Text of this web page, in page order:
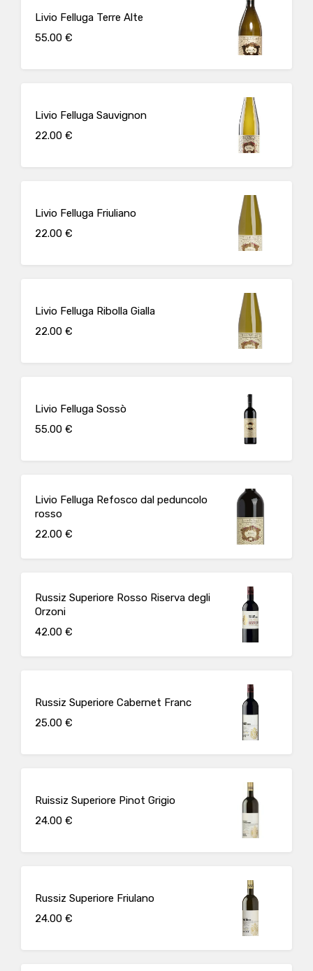
Livio Felluga Terre Alte
55.00 €
Livio Felluga Sauvignon
22.00 €
Livio Felluga Friuliano
22.00 €
Livio Felluga Ribolla Gialla
22.00 €
Livio Felluga Sossò
55.00 €
Livio Felluga Refosco dal peduncolo
rosso
22.00 €
Russiz Superiore Rosso Riserva degli
Orzoni
42.00 €
Russiz Superiore Cabernet Franc
25.00 €
Ruissiz Superiore Pinot Grigio
24.00 €
Russiz Superiore Friulano
24.00 €